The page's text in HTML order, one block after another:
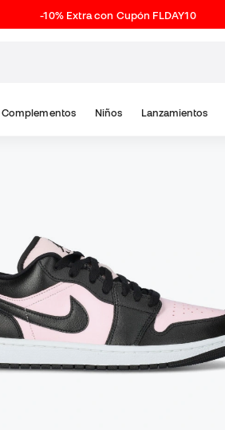
-10% Extra con Cupón FLDAY10
Complementos Niños Lanzamientos